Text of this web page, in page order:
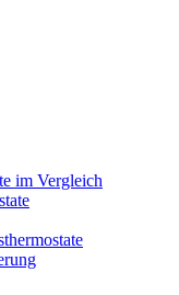
im Vergleich